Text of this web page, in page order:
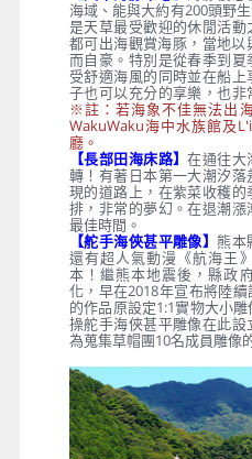
海域、能與大約有200頭野
是天草最受歡迎的休閒活
都可出海觀賞海豚，當地
而自豪。特別是從春季到
受舒適海風的同時並在船
子也可以充分的享樂，也非
※註：若海象不佳無法出
WakuWaku海中水族館及
廳。
【長部田海床路】在通往大
轉！有著日本第一大潮汐
現的道路上，在紫菜收穫
排，非常的夢幻。在退潮
最佳時間。
【舵手海俠甚平雕像】 熊本
還有超人氣動漫《航海王
本！繼熊本地震後，縣政
化，早在2018年宣布將陸
的作品原設定1:1實物大小
操舵手海俠甚平雕像在此
為蒐集草帽團10名成員雕像